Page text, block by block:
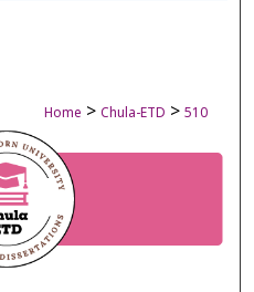
Home > Chula-ETD > 510